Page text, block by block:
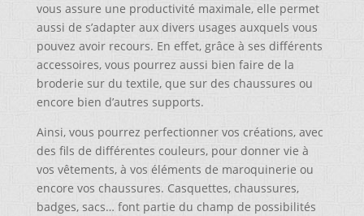
vous assure une productivité maximale, elle permet
aussi de s’adapter aux divers usages auxquels vous
pouvez avoir recours. En effet, grâce à ses différents
accessoires, vous pourrez aussi bien faire de la
broderie sur du textile, que sur des chaussures ou
encore bien d’autres supports.
Ainsi, vous pourrez perfectionner vos créations, avec
des fils de différentes couleurs, pour donner vie à
vos vêtements, à vos éléments de maroquinerie ou
encore vos chaussures. Casquettes, chaussures,
badges, sacs… font partie du champ de possibilités